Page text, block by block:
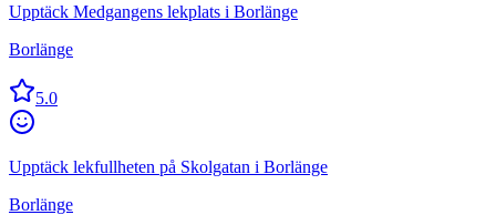
Upptäck Medgangens lekplats i Borlänge
Borlänge
5.0
Upptäck lekfullheten på Skolgatan i Borlänge
Borlänge